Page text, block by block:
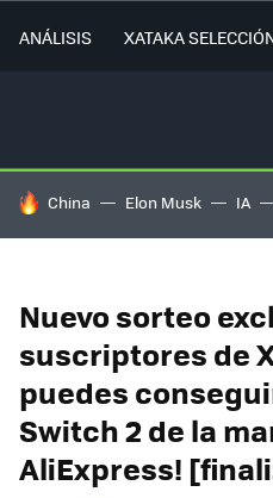
ANÁLISIS XATAKA
HOY SE HABLA DE
China Elon Musk IA
Nuevo sorteo
suscriptores de
puedes
Switch 2 de la
AliExpress!